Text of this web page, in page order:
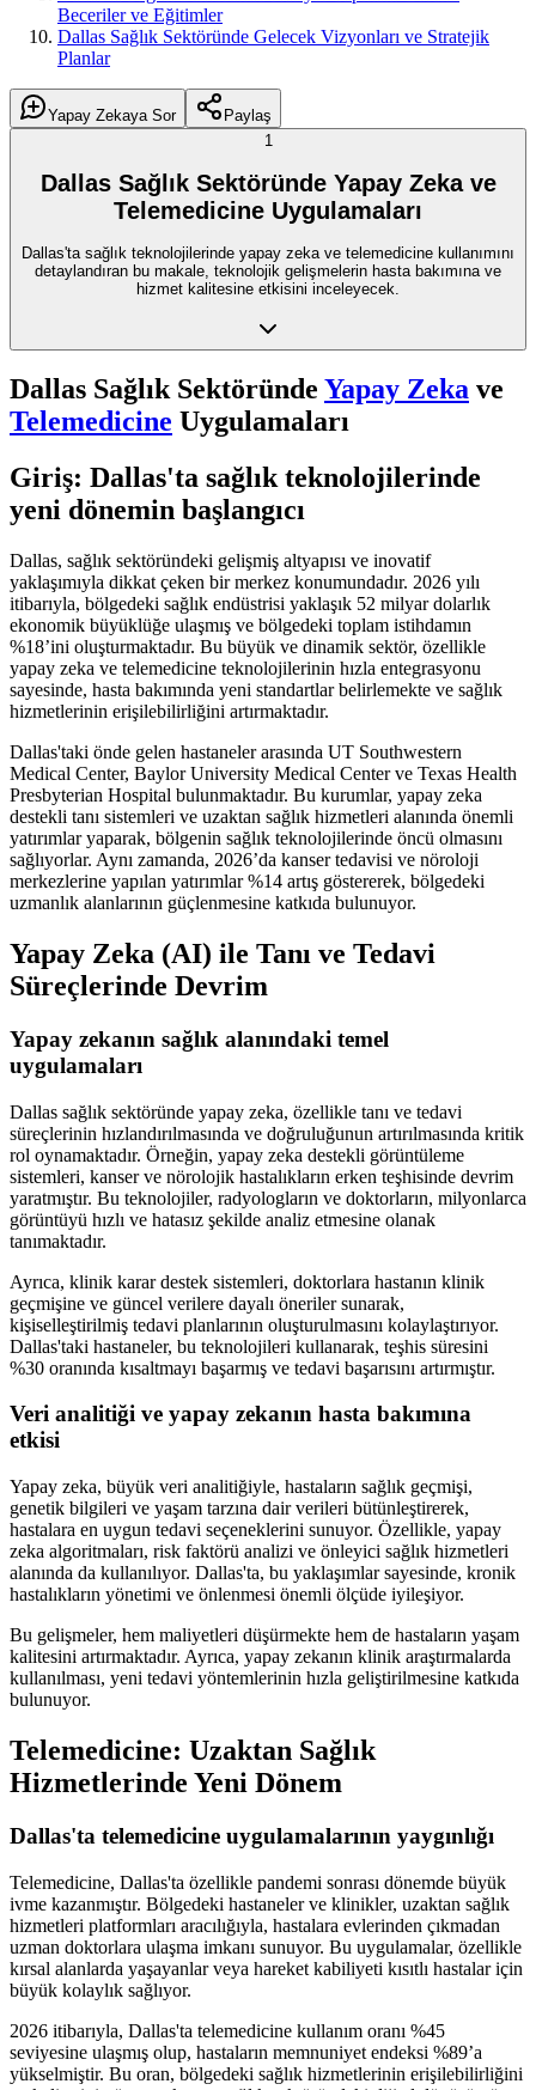
Beceriler ve Eğitimler
Dallas Sağlık Sektöründe Gelecek Vizyonları ve Stratejik
Planlar
Yapay Zekaya Sor
Paylaş
1
Dallas Sağlık Sektöründe Yapay Zeka ve
Telemedicine Uygulamaları
Dallas'ta sağlık teknolojilerinde yapay zeka ve telemedicine kullanımını
detaylandıran bu makale, teknolojik gelişmelerin hasta bakımına ve
hizmet kalitesine etkisini inceleyecek.
Dallas Sağlık Sektöründe Yapay Zeka ve
Telemedicine Uygulamaları
Giriş: Dallas'ta sağlık teknolojilerinde
yeni dönemin başlangıcı
Dallas, sağlık sektöründeki gelişmiş altyapısı ve inovatif
yaklaşımıyla dikkat çeken bir merkez konumundadır. 2026 yılı
itibarıyla, bölgedeki sağlık endüstrisi yaklaşık 52 milyar dolarlık
ekonomik büyüklüğe ulaşmış ve bölgedeki toplam istihdamın
%18’ini oluşturmaktadır. Bu büyük ve dinamik sektör, özellikle
yapay zeka ve telemedicine teknolojilerinin hızla entegrasyonu
sayesinde, hasta bakımında yeni standartlar belirlemekte ve sağlık
hizmetlerinin erişilebilirliğini artırmaktadır.
Dallas'taki önde gelen hastaneler arasında UT Southwestern
Medical Center, Baylor University Medical Center ve Texas Health
Presbyterian Hospital bulunmaktadır. Bu kurumlar, yapay zeka
destekli tanı sistemleri ve uzaktan sağlık hizmetleri alanında önemli
yatırımlar yaparak, bölgenin sağlık teknolojilerinde öncü olmasını
sağlıyorlar. Aynı zamanda, 2026’da kanser tedavisi ve nöroloji
merkezlerine yapılan yatırımlar %14 artış göstererek, bölgedeki
uzmanlık alanlarının güçlenmesine katkıda bulunuyor.
Yapay Zeka (AI) ile Tanı ve Tedavi
Süreçlerinde Devrim
Yapay zekanın sağlık alanındaki temel
uygulamaları
Dallas sağlık sektöründe yapay zeka, özellikle tanı ve tedavi
süreçlerinin hızlandırılmasında ve doğruluğunun artırılmasında kritik
rol oynamaktadır. Örneğin, yapay zeka destekli görüntüleme
sistemleri, kanser ve nörolojik hastalıkların erken teşhisinde devrim
yaratmıştır. Bu teknolojiler, radyologların ve doktorların, milyonlarca
görüntüyü hızlı ve hatasız şekilde analiz etmesine olanak
tanımaktadır.
Ayrıca, klinik karar destek sistemleri, doktorlara hastanın klinik
geçmişine ve güncel verilere dayalı öneriler sunarak,
kişiselleştirilmiş tedavi planlarının oluşturulmasını kolaylaştırıyor.
Dallas'taki hastaneler, bu teknolojileri kullanarak, teşhis süresini
%30 oranında kısaltmayı başarmış ve tedavi başarısını artırmıştır.
Veri analitiği ve yapay zekanın hasta bakımına
etkisi
Yapay zeka, büyük veri analitiğiyle, hastaların sağlık geçmişi,
genetik bilgileri ve yaşam tarzına dair verileri bütünleştirerek,
hastalara en uygun tedavi seçeneklerini sunuyor. Özellikle, yapay
zeka algoritmaları, risk faktörü analizi ve önleyici sağlık hizmetleri
alanında da kullanılıyor. Dallas'ta, bu yaklaşımlar sayesinde, kronik
hastalıkların yönetimi ve önlenmesi önemli ölçüde iyileşiyor.
Bu gelişmeler, hem maliyetleri düşürmekte hem de hastaların yaşam
kalitesini artırmaktadır. Ayrıca, yapay zekanın klinik araştırmalarda
kullanılması, yeni tedavi yöntemlerinin hızla geliştirilmesine katkıda
bulunuyor.
Telemedicine: Uzaktan Sağlık
Hizmetlerinde Yeni Dönem
Dallas'ta telemedicine uygulamalarının yaygınlığı
Telemedicine, Dallas'ta özellikle pandemi sonrası dönemde büyük
ivme kazanmıştır. Bölgedeki hastaneler ve klinikler, uzaktan sağlık
hizmetleri platformları aracılığıyla, hastalara evlerinden çıkmadan
uzman doktorlara ulaşma imkanı sunuyor. Bu uygulamalar, özellikle
kırsal alanlarda yaşayanlar veya hareket kabiliyeti kısıtlı hastalar için
büyük kolaylık sağlıyor.
2026 itibarıyla, Dallas'ta telemedicine kullanım oranı %45
seviyesine ulaşmış olup, hastaların memnuniyet endeksi %89’a
yükselmiştir. Bu oran, bölgedeki sağlık hizmetlerinin erişilebilirliğini